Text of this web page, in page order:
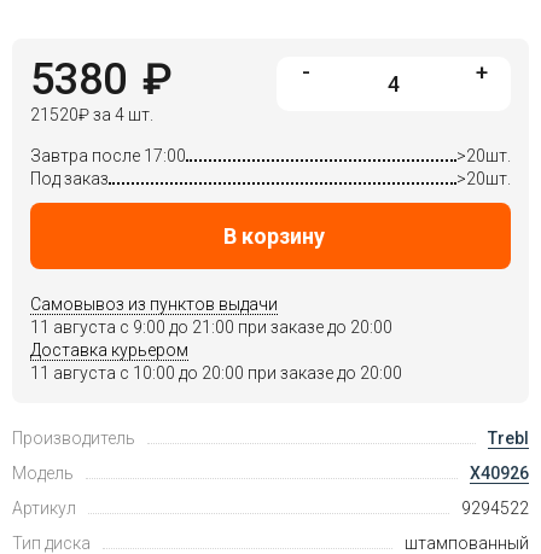
5380 ₽
21520₽за 4 шт.
- +
Завтра после 17:00
>20шт.
Под заказ
>20шт.
В корзину
Самовывоз из пунктов выдачи
11 августа c 9:00 до 21:00 при заказе до 20:00
Доставка курьером
11 августа c 10:00 до 20:00 при заказе до 20:00
Производитель
Trebl
Модель
X40926
Артикул
9294522
Тип диска
штампованный